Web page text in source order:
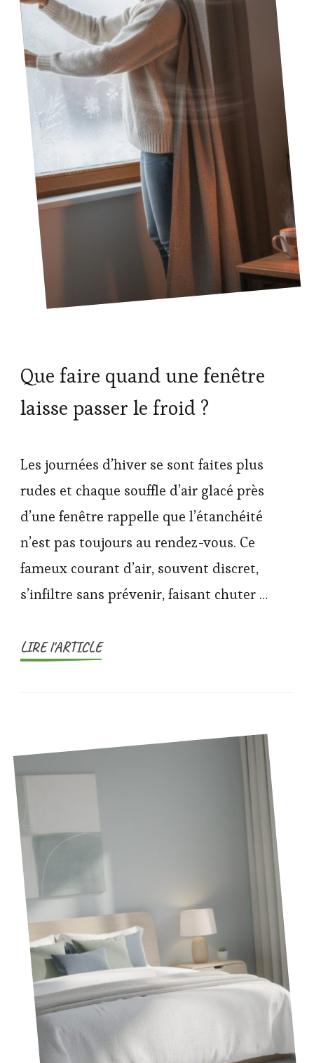
Que faire quand une fenêtre
laisse passer le froid ?
Les journées d’hiver se sont faites plus
rudes et chaque souffle d’air glacé près
d’une fenêtre rappelle que l’étanchéité
n’est pas toujours au rendez-vous. Ce
fameux courant d’air, souvent discret,
s’infiltre sans prévenir, faisant chuter …
LIRE l'ARTICLE